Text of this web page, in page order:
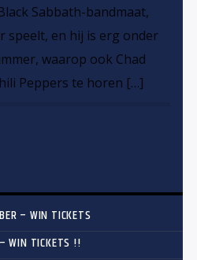
Sabbath-bandmaat,
speelt, en hij is erg onder
waarop ook Chad
Peppers te horen […]
– WIN TICKETS
WIN TICKETS !!